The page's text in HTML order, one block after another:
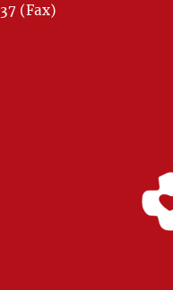
(Fax)